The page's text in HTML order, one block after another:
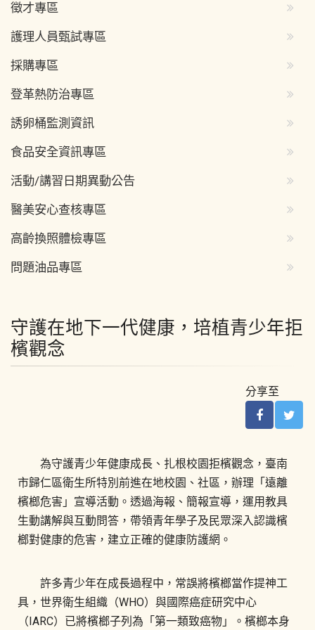
徵才專區
護理人員甄試專區
採購專區
登革熱防治專區
誘卵桶監測資訊
食品安全資訊專區
活動/講習日期異動公告
醫美安心查核專區
高齡換照體檢專區
問題油品專區
守護在地下一代健康，培植青少年拒
檳觀念
分享至
為守護青少年健康成長、扎根校園拒檳觀念，臺南
市歸仁區衛生所特別前進在地校園、社區，辦理「遠離
檳榔危害」宣導活動。透過海報、簡報宣導，運用教具
生動講解與互動問答，帶領青年學子及民眾深入認識檳
榔對健康的危害，建立正確的健康防護網。
許多青少年在成長過程中，常誤將檳榔當作提神工
具，世界衛生組織（WHO）與國際癌症研究中心
（IARC）已將檳榔子列為「第一類致癌物」。檳榔本身